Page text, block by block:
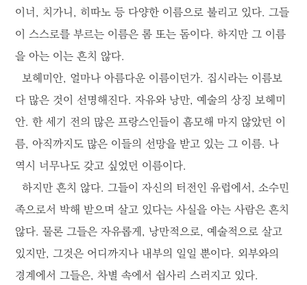
이너, 치가니, 히따노 등 다양한 이름으로 불리고 있다. 그들
이 스스로를 부르는 이름은 롬 또는 돔이다. 하지만 그 이름
을 아는 이는 흔치 않다.
보헤미안, 얼마나 아름다운 이름이던가. 집시라는 이름보
다 많은 것이 선명해진다. 자유와 낭만, 예술의 상징 보헤미
안. 한 세기 전의 많은 프랑스인들이 흠모해 마지 않았던 이
름, 아직까지도 많은 이들의 선망을 받고 있는 그 이름. 나
역시 너무나도 갖고 싶었던 이름이다.
하지만 흔치 않다. 그들이 자신의 터전인 유럽에서, 소수민
족으로서 박해 받으며 살고 있다는 사실을 아는 사람은 흔치
않다. 물론 그들은 자유롭게, 낭만적으로, 예술적으로 살고
있지만, 그것은 어디까지나 내부의 일일 뿐이다. 외부와의
경계에서 그들은, 차별 속에서 쉽사리 스러지고 있다.